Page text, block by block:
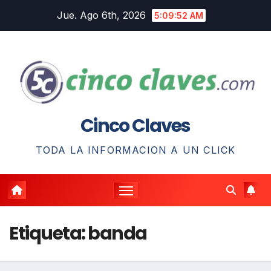
Jue. Ago 6th, 2026 5:09:53 AM
Cinco Claves
TODA LA INFORMACION A UN CLICK
Etiqueta:banda